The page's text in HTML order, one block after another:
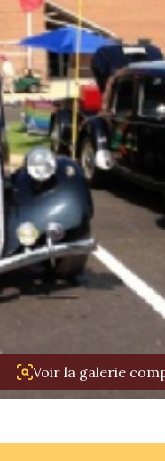
Voir la galerie